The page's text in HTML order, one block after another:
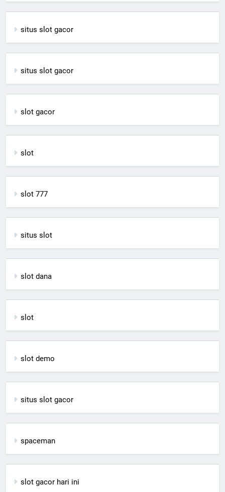
situs slot gacor
situs slot gacor
slot gacor
slot
slot 777
situs slot
slot dana
slot
slot demo
situs slot gacor
spaceman
slot gacor hari ini